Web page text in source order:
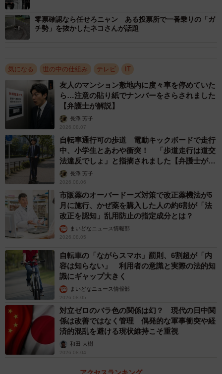
零票確認なら任せろニャン ある投票所で一番乗りの「ガ
チ勢」を抜かしたネコさんが話題
気になる 世の中の仕組み テレビ IT
友人のマンション敷地内に度々車を停めていた
ら…注意の貼り紙でナンバーをさらされました
【弁護士が解説】
長澤 芳子
2026.08.07
自転車通行可の歩道 電動キックボードで走行
中、小学生とあわや衝突！ 「歩道走行は道交
法違反でしょ」と指摘されました【弁護士が解
説】長澤 芳子
2026.08.06
市販薬のオーバードーズ対策で改正薬機法が5
月に施行、かぜ薬を購入した人の約6割が「法
改正を認知」乱用防止の指定成分とは？
まいどなニュース情報部
2026.08.05
自転車の「ながらスマホ」罰則、6割超が「内
容は知らない」 利用者の意識と実際の法的知
識にギャップ大きく
まいどなニュース情報部
2026.08.05
対立ゼロのバラ色の関係は幻？ 現代の日中関
係は改善ではなく管理 偶発的な軍事衝突や経
済的混乱を避ける現状維持こそ重視
和田 大樹
2026.08.04